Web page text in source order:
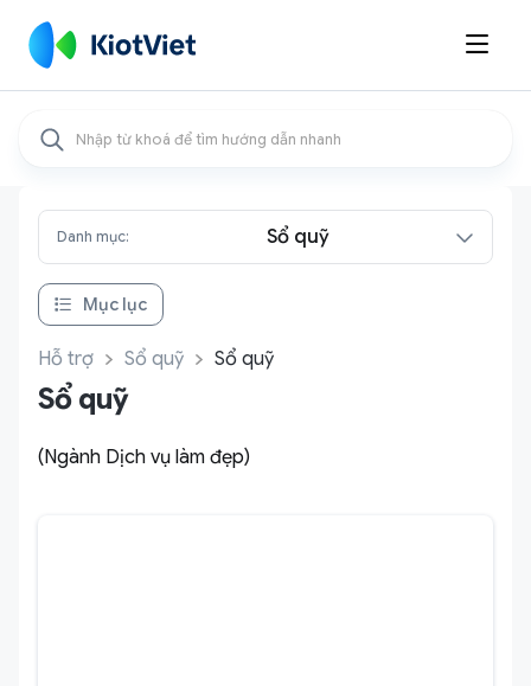

Danh mục: Sổ quỹ
Mục lục
Hỗ trợ Sổ quỹ Sổ quỹ
Sổ quỹ
(Ngành Dịch vụ làm đẹp)